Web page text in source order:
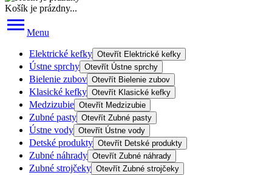
Košík je prázdny...
Menu
Elektrické kefky Otevřít Elektrické kefky
Ústne sprchy Otevřít Ústne sprchy
Bielenie zubov Otevřít Bielenie zubov
Klasické kefky Otevřít Klasické kefky
Medzizubie Otevřít Medzizubie
Zubné pasty Otevřít Zubné pasty
Ústne vody Otevřít Ústne vody
Detské produkty Otevřít Detské produkty
Zubné náhrady Otevřít Zubné náhrady
Zubné strojčeky Otevřít Zubné strojčeky